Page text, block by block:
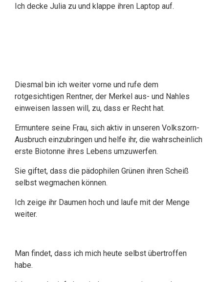
Ich decke Julia zu und klappe ihren Laptop auf.
Diesmal bin ich weiter vorne und rufe dem
rotgesichtigen Rentner, der Merkel aus- und Nahles
einweisen lassen will, zu, dass er Recht hat.
Ermuntere seine Frau, sich aktiv in unseren Volkszorn-
Ausbruch einzubringen und helfe ihr, die wahrscheinlich
erste Biotonne ihres Lebens umzuwerfen.
Sie giftet, dass die pädophilen Grünen ihren Scheiß
selbst wegmachen können.
Ich zeige ihr Daumen hoch und laufe mit der Menge
weiter.
Man findet, dass ich mich heute selbst übertroffen
habe.